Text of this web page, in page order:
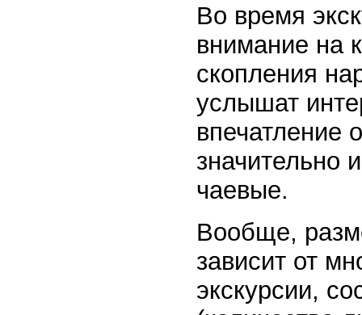
Во время
внимание на
скопления
услышат
впечатление
значительно
чаевые.
Вообще,
зависит от
экскурсии,